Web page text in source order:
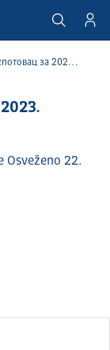
за 2023. годину
Osveženo 22.